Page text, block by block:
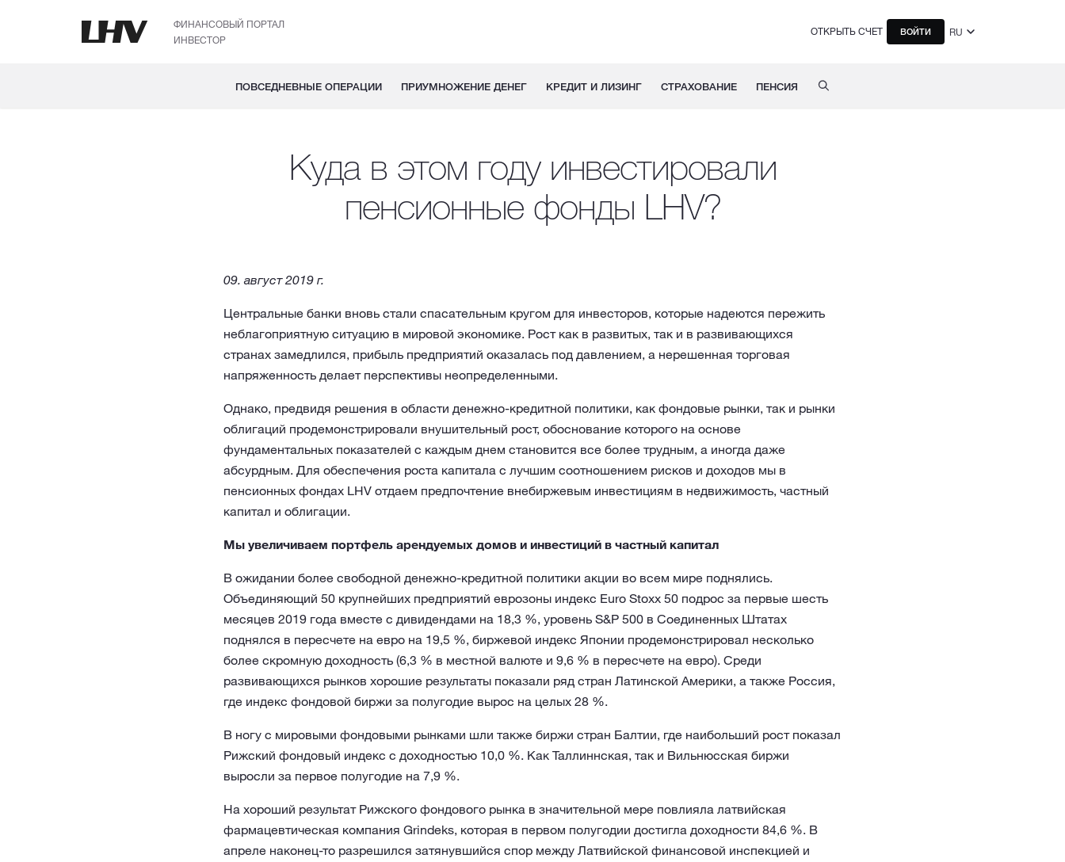
ФИНАНСОВЫЙ ПОРТАЛ
ИНВЕСТОР
ОТКРЫТЬ СЧЕТ ВОЙТИ RU
ПОВСЕДНЕВНЫЕ ОПЕРАЦИИ ПРИУМНОЖЕНИЕ ДЕНЕГ КРЕДИТ И ЛИЗИНГ СТРАХОВАНИЕ ПЕНСИЯ
Куда в этом году инвестировали
пенсионные фонды LHV?
09. aвгуст 2019 г.
Центральные банки вновь стали спасательным кругом для инвесторов, которые надеются пережить
неблагоприятную ситуацию в мировой экономике. Рост как в развитых, так и в развивающихся
странах замедлился, прибыль предприятий оказалась под давлением, а нерешенная торговая
напряженность делает перспективы неопределенными.
Однако, предвидя решения в области денежно-кредитной политики, как фондовые рынки, так и рынки
облигаций продемонстрировали внушительный рост, обоснование которого на основе
фундаментальных показателей с каждым днем становится все более трудным, а иногда даже
абсурдным. Для обеспечения роста капитала с лучшим соотношением рисков и доходов мы в
пенсионных фондах LHV отдаем предпочтение внебиржевым инвестициям в недвижимость, частный
капитал и облигации.
Мы увеличиваем портфель арендуемых домов и инвестиций в частный капитал
В ожидании более свободной денежно-кредитной политики акции во всем мире поднялись.
Объединяющий 50 крупнейших предприятий еврозоны индекс Euro Stoxx 50 подрос за первые шесть
месяцев 2019 года вместе с дивидендами на 18,3 %, уровень S&P 500 в Соединенных Штатах
поднялся в пересчете на евро на 19,5 %, биржевой индекс Японии продемонстрировал несколько
более скромную доходность (6,3 % в местной валюте и 9,6 % в пересчете на евро). Среди
развивающихся рынков хорошие результаты показали ряд стран Латинской Америки, а также Россия,
где индекс фондовой биржи за полугодие вырос на целых 28 %.
В ногу с мировыми фондовыми рынками шли также биржи стран Балтии, где наибольший рост показал
Рижский фондовый индекс с доходностью 10,0 %. Как Таллиннская, так и Вильнюсская биржи
выросли за первое полугодие на 7,9 %.
На хороший результат Рижского фондового рынка в значительной мере повлияла латвийская
фармацевтическая компания Grindeks, которая в первом полугодии достигла доходности 84,6 %. В
апреле наконец-то разрешился затянувшийся спор между Латвийской финансовой инспекцией и